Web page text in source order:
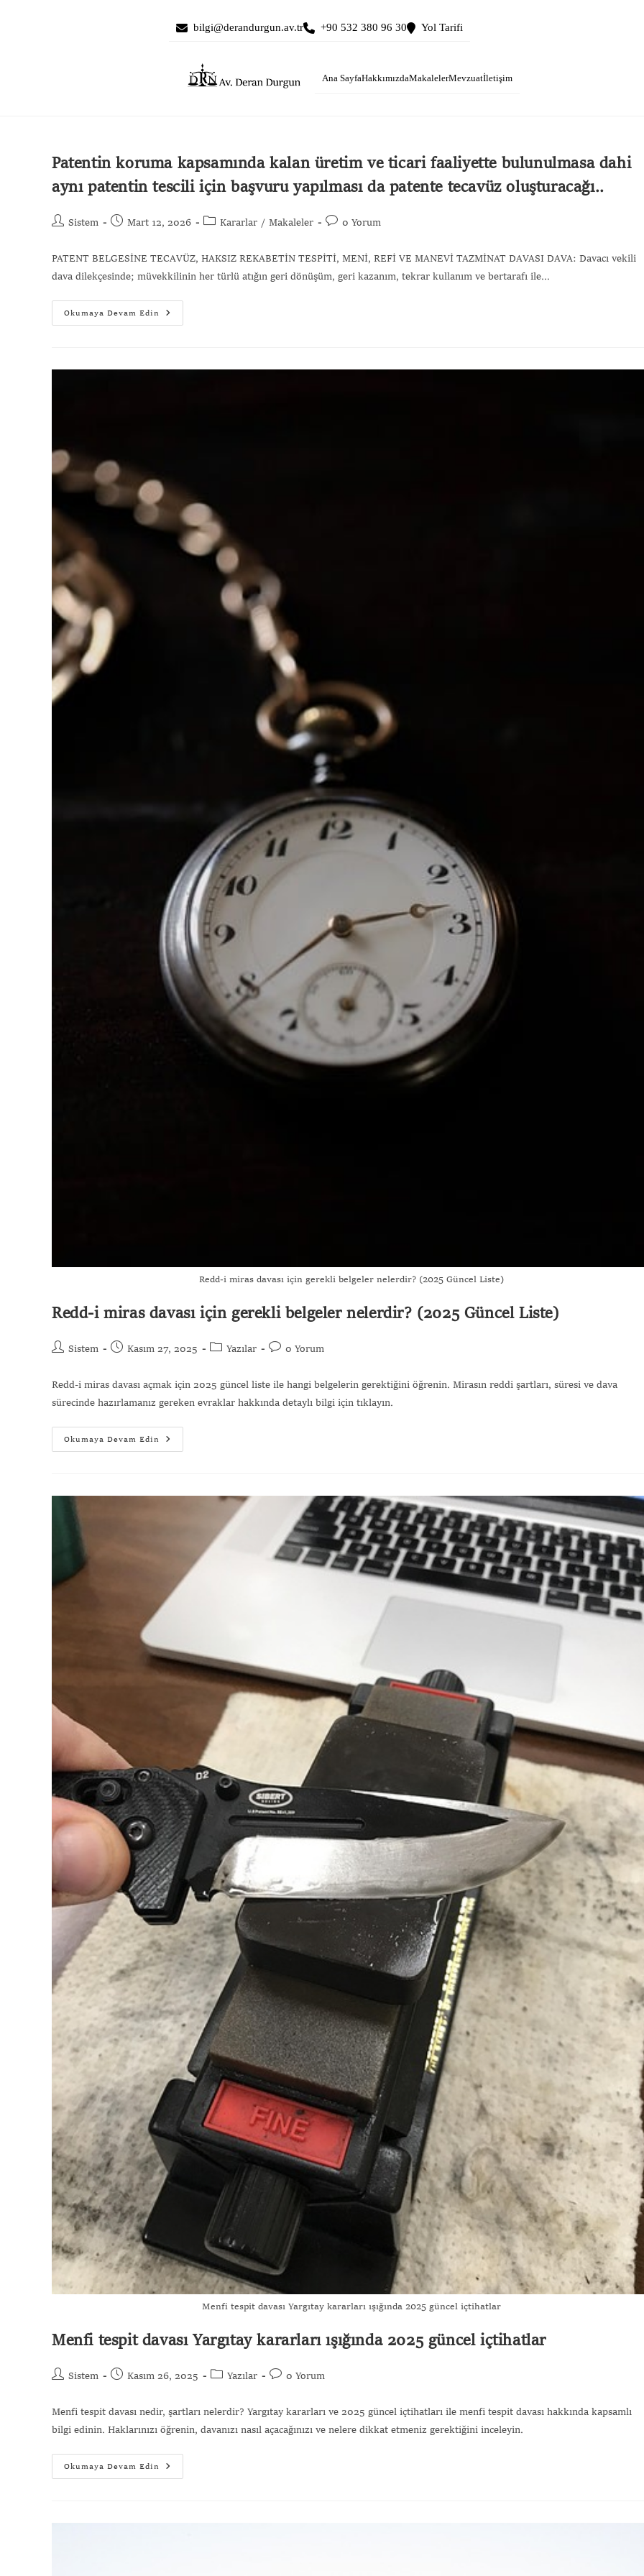
bilgi@derandurgun.av.tr +90 532 380 96 30 Yol Tarifi
Ana SayfaHakkımızdaMakalelerMevzuatİletişim
Patentin koruma kapsamında kalan üretim ve ticari faaliyette bulunulmasa dahi
aynı patentin tescili için başvuru yapılması da patente tecavüz oluşturacağı..
Sistem Mart 12, 2026 Kararlar / Makaleler 0 Yorum
PATENT BELGESİNE TECAVÜZ, HAKSIZ REKABETİN TESPİTİ, MENİ, REFİ VE MANEVİ TAZMİNAT DAVASI DAVA: Davacı vekili
dava dilekçesinde; müvekkilinin her türlü atığın geri dönüşüm, geri kazanım, tekrar kullanım ve bertarafı ile…
Okumaya Devam Edin
Redd-i miras davası için gerekli belgeler nelerdir? (2025 Güncel Liste)
Redd-i miras davası için gerekli belgeler nelerdir? (2025 Güncel Liste)
Sistem Kasım 27, 2025 Yazılar 0 Yorum
Redd-i miras davası açmak için 2025 güncel liste ile hangi belgelerin gerektiğini öğrenin. Mirasın reddi şartları, süresi ve dava
sürecinde hazırlamanız gereken evraklar hakkında detaylı bilgi için tıklayın.
Okumaya Devam Edin
Menfi tespit davası Yargıtay kararları ışığında 2025 güncel içtihatlar
Menfi tespit davası Yargıtay kararları ışığında 2025 güncel içtihatlar
Sistem Kasım 26, 2025 Yazılar 0 Yorum
Menfi tespit davası nedir, şartları nelerdir? Yargıtay kararları ve 2025 güncel içtihatları ile menfi tespit davası hakkında kapsamlı
bilgi edinin. Haklarınızı öğrenin, davanızı nasıl açacağınızı ve nelere dikkat etmeniz gerektiğini inceleyin.
Okumaya Devam Edin